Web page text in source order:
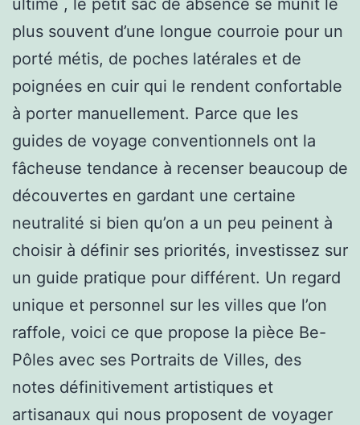
plus souvent d’une longue courroie pour un
porté métis, de poches latérales et de
poignées en cuir qui le rendent confortable
à porter manuellement. Parce que les
guides de voyage conventionnels ont la
fâcheuse tendance à recenser beaucoup de
découvertes en gardant une certaine
neutralité si bien qu’on a un peu peinent à
choisir à définir ses priorités, investissez sur
un guide pratique pour différent. Un regard
unique et personnel sur les villes que l’on
raffole, voici ce que propose la pièce Be-
Pôles avec ses Portraits de Villes, des
notes définitivement artistiques et
artisanaux qui nous proposent de voyager